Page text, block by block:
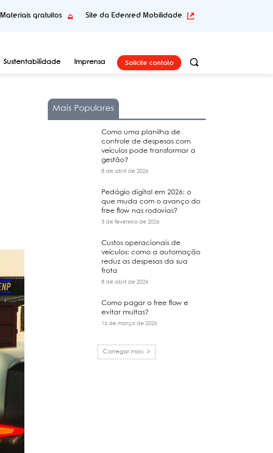
Materiais gratuitos Site da Edenred Mobilidade
Sustentabilidade Imprensa Solicite contato
Mais Populares
Como uma planilha de
controle de despesas com
veículos pode transformar a
gestão?
8 de abril de 2026
Pedágio digital em 2026: o
que muda com o avanço do
free flow nas rodovias?
3 de fevereiro de 2026
Custos operacionais de
veículos: como a automação
reduz as despesas da sua
frota
8 de abril de 2026
Como pagar o free flow e
evitar multas?
16 de março de 2026
Carregar mais